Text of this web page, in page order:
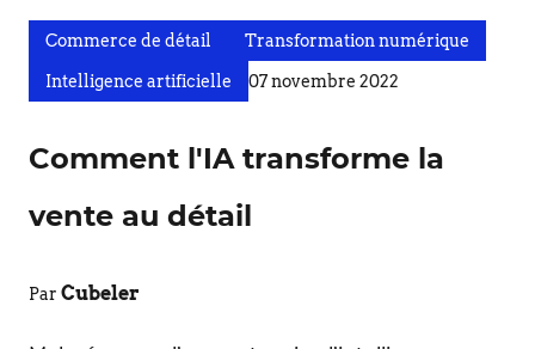
Commerce de détail Transformation numérique
Intelligence artificielle 07 novembre 2022
Comment l'IA transforme la
vente au détail
Par Cubeler